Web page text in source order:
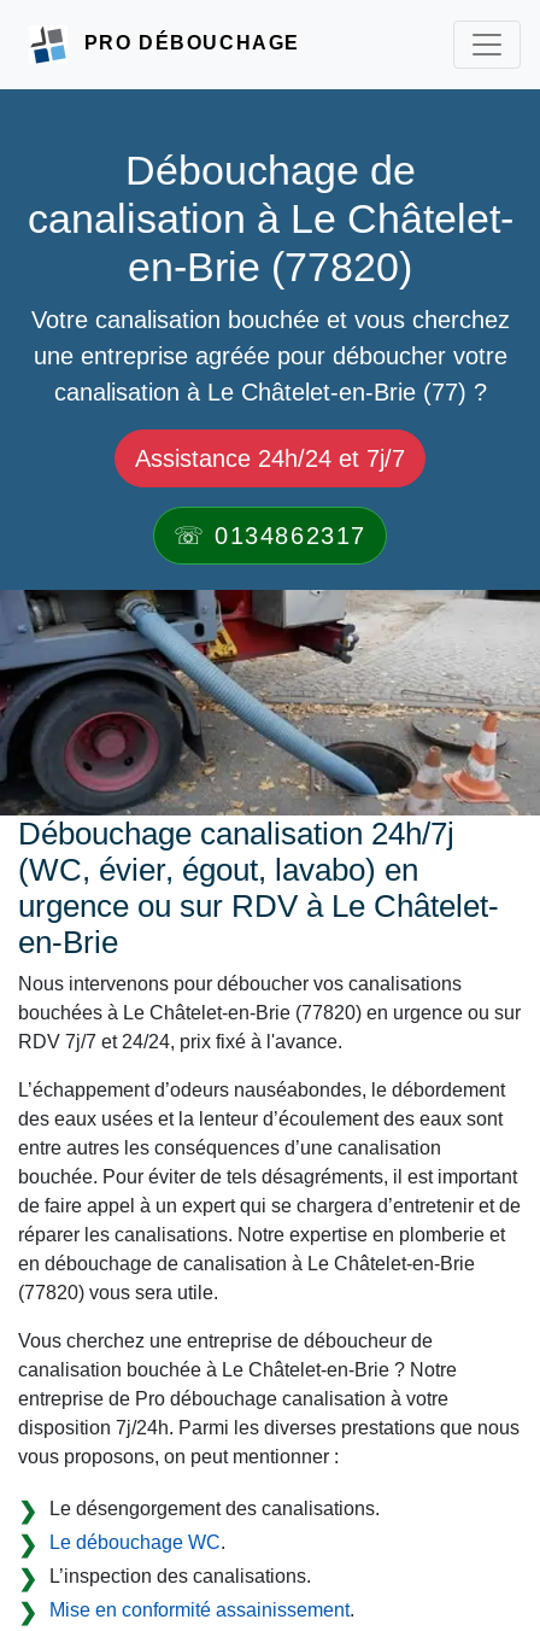
PRO DÉBOUCHAGE
Débouchage de
canalisation à Le Châtelet-
en-Brie (77820)
Votre canalisation bouchée et vous cherchez
une entreprise agréée pour déboucher votre
canalisation à Le Châtelet-en-Brie (77) ?
Assistance 24h/24 et 7j/7
☏ 0134862317
Débouchage canalisation 24h/7j
(WC, évier, égout, lavabo) en
urgence ou sur RDV à Le Châtelet-
en-Brie
Nous intervenons pour déboucher vos canalisations
bouchées à Le Châtelet-en-Brie (77820) en urgence ou sur
RDV 7j/7 et 24/24, prix fixé à l'avance.
L’échappement d’odeurs nauséabondes, le débordement
des eaux usées et la lenteur d’écoulement des eaux sont
entre autres les conséquences d’une canalisation
bouchée. Pour éviter de tels désagréments, il est important
de faire appel à un expert qui se chargera d’entretenir et de
réparer les canalisations. Notre expertise en plomberie et
en débouchage de canalisation à Le Châtelet-en-Brie
(77820) vous sera utile.
Vous cherchez une entreprise de déboucheur de
canalisation bouchée à Le Châtelet-en-Brie ? Notre
entreprise de Pro débouchage canalisation à votre
disposition 7j/24h. Parmi les diverses prestations que nous
vous proposons, on peut mentionner :
Le désengorgement des canalisations.
Le débouchage WC.
L’inspection des canalisations.
Mise en conformité assainissement.